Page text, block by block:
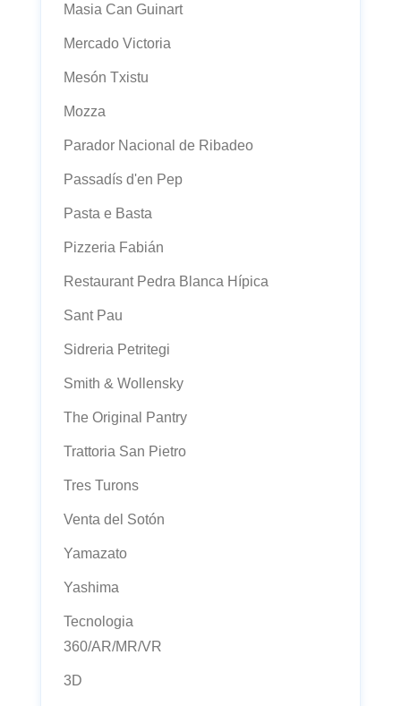
Masia Can Guinart
Mercado Victoria
Mesón Txistu
Mozza
Parador Nacional de Ribadeo
Passadís d'en Pep
Pasta e Basta
Pizzeria Fabián
Restaurant Pedra Blanca Hípica
Sant Pau
Sidreria Petritegi
Smith & Wollensky
The Original Pantry
Trattoria San Pietro
Tres Turons
Venta del Sotón
Yamazato
Yashima
Tecnologia
360/AR/MR/VR
3D